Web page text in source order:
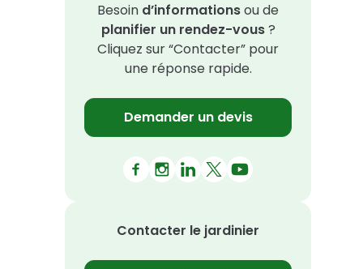
Besoin d’informationsou de
planifier un rendez-vous?
Cliquez sur “Contacter” pour
une réponse rapide.
Demander un devis
Facebook
Instagram
LinkedIn
X
Contacter le jardinier